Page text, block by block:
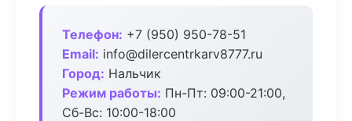
Телефон: +7 (950) 950-78-51
Email: info@dilercentrkarv8777.ru
Город: Нальчик
Режим работы: Пн-Пт: 09:00-21:00,
Сб-Вс: 10:00-18:00